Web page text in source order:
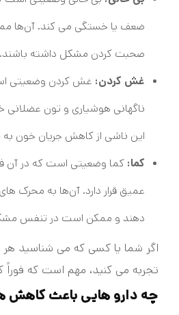
ضعف یا خستگی می کند. آن‌ها
صحبت کردن مشکل داشته باشند.
غش کردن: غش کردن وضعیتی
ناگهانی هوشیاری و تون
این ناشی از کاهش جریان خون
کما: کما وضعیتی است که در آن
عمیق قرار دارد. آن‌ها به محرک
دهند و ممکن است در تنفس
اگر شما یا کسی که می شناسید هر
تجربه می کنید، مهم است که
چه دارو هایی باعث